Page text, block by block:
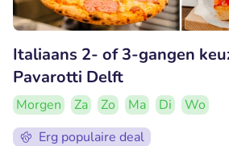
Italiaans 2- of 3-gangen
Pavarotti Delft
Morgen Za Zo Ma Di
Wo
Erg populaire deal